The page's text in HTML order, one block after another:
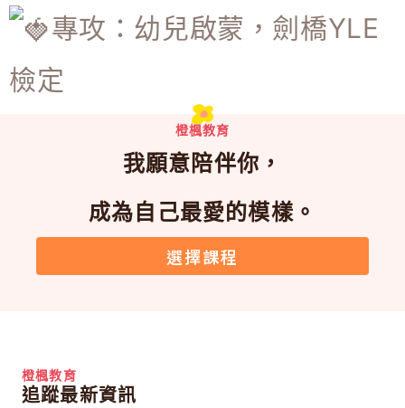
專攻：幼兒啟蒙，劍橋YLE
檢定
橙楓教育
我願意陪伴你，
成為自己最愛的模樣。
選擇課程
橙楓教育
追蹤最新資訊